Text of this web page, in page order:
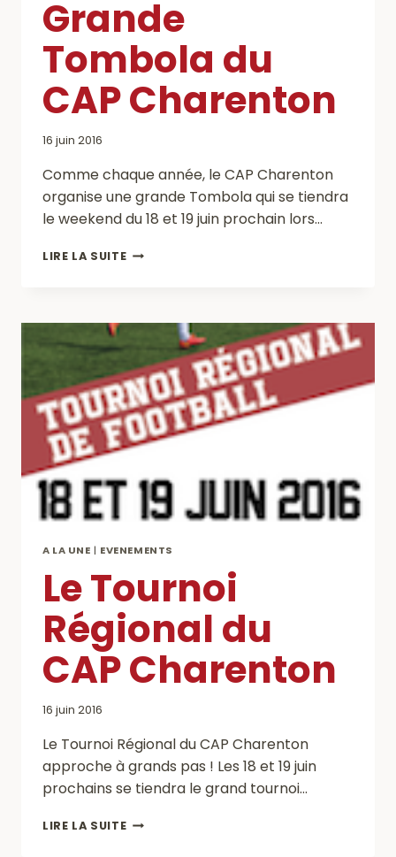
Grande
Tombola du
CAP Charenton
16 juin 2016
Comme chaque année, le CAP Charenton
organise une grande Tombola qui se tiendra
le weekend du 18 et 19 juin prochain lors…
LIRE LA SUITEGRANDE
CHARENTON
A LA UNE | EVENEMENTS
Le Tournoi
Régional du
CAP Charenton
16 juin 2016
Le Tournoi Régional du CAP Charenton
approche à grands pas ! Les 18 et 19 juin
prochains se tiendra le grand tournoi…
LIRE LA SUITELE